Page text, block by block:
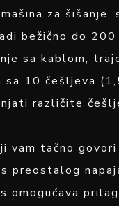
za
bežično do
sa kablom,
10 češljeva
različite
tačno
preostalog